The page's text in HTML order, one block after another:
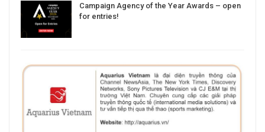
Campaign Agency of the Year Awards – open
for entries!